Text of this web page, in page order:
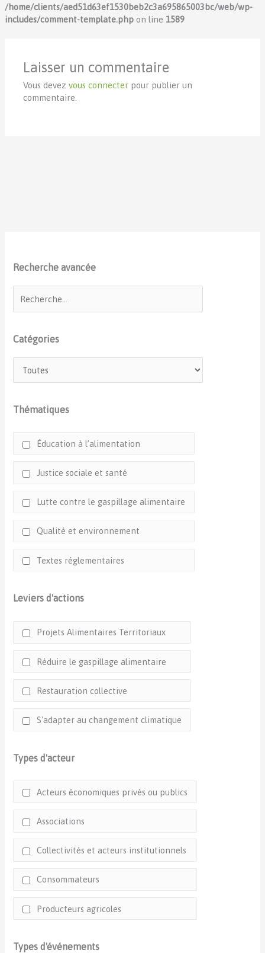
/home/clients/aed51d63ef1530beb2c3a695865003bc/web/wp-
includes/comment-template.phpon line 1589
Laisser un commentaire
Vous devezvous connecter pour publier un
commentaire.
Recherche avancée
Catégories
Thématiques
Éducation à l’alimentation
Justice sociale et santé
Lutte contre le gaspillage alimentaire
Qualité et environnement
Textes réglementaires
Leviers d'actions
Projets Alimentaires Territoriaux
Réduire le gaspillage alimentaire
Restauration collective
S'adapter au changement climatique
Types d'acteur
Acteurs économiques privés ou publics
Associations
Collectivités et acteurs institutionnels
Consommateurs
Producteurs agricoles
Types d'événements